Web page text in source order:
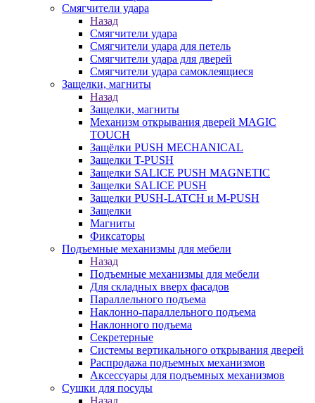
Смягчители удара
Назад
Смягчители удара
Смягчители удара для петель
Смягчители удара для дверей
Cмягчители удара самоклеящиеся
Защелки, магниты
Назад
Защелки, магниты
Механизм открывания дверей MAGIC
TOUCH
Защёлки PUSH MECHANICAL
Защелки T-PUSH
Защелки SALICE PUSH MAGNETIC
Защелки SALICE PUSH
Защелки PUSH-LATCH и M-PUSH
Защелки
Магниты
Фиксаторы
Подъемные механизмы для мебели
Назад
Подъемные механизмы для мебели
Для складных вверх фасадов
Параллельного подъема
Наклонно-параллельного подъема
Наклонного подъема
Секретерные
Системы вертикального открывания дверей
Распродажа подъемных механизмов
Аксессуары для подъемных механизмов
Сушки для посуды
Назад